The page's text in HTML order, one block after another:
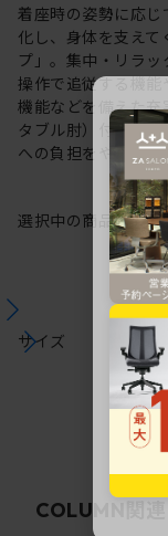
着座時の姿勢に応
化し、身体を支え
プ」。集中・リラ
操作で追従する機
機能などを備えた充
タブル肘）付タイ
への負担をやわらげ
選択中の商品情報保
サイズ
COLUMN 関